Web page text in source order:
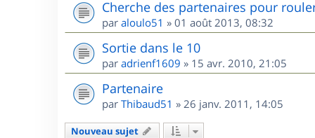
Cherche des partenaires pour
par aloulo51 » 01 août 2013, 08:32
Sortie dans le 10
par adrienf1609 » 15 avr. 2010, 21:05
Partenaire
par Thibaud51 » 26 janv. 2011, 14:05
Nouveau sujet